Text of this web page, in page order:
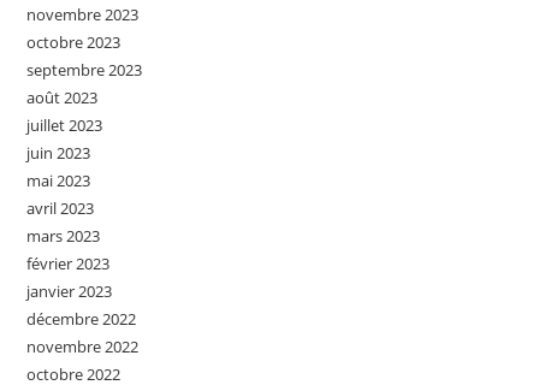
novembre 2023
octobre 2023
septembre 2023
août 2023
juillet 2023
juin 2023
mai 2023
avril 2023
mars 2023
février 2023
janvier 2023
décembre 2022
novembre 2022
octobre 2022